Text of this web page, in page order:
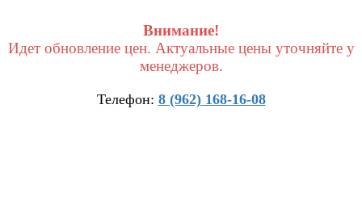
Внимание!
Идет обновление цен. Актуальные цены уточняйте у
менеджеров.
Телефон: 8 (962) 168-16-08